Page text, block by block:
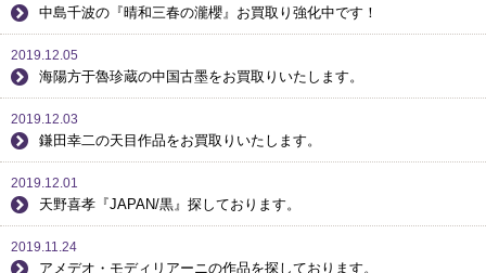
中島千波の『晴和三春の瀧櫻』お買取り強化中です！
2019.12.05
海陽方于魯珍蔵の中国古墨をお買取りいたします。
2019.12.03
鎌田幸二の天目作品をお買取りいたします。
2019.12.01
天野喜孝『JAPAN/黒』探しております。
2019.11.24
アメデオ・モディリアーニの作品を探しております。